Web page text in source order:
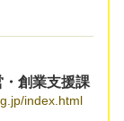
創業支援課
index.html